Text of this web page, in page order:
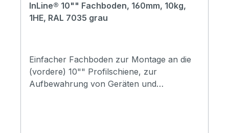
InLine® 10"" Fachboden, 160mm, 10kg,
1HE, RAL 7035 grau
Einfacher Fachboden zur Montage an die
(vordere) 10"" Profilschiene, zur
Aufbewahrung von Geräten und